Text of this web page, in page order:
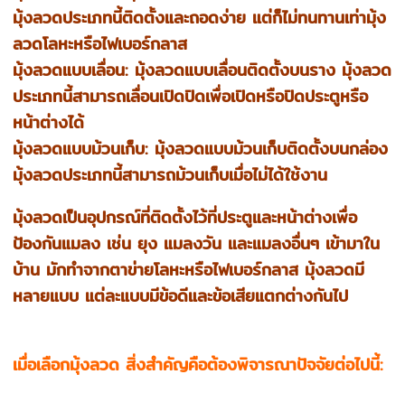
มุ้งลวดประเภทนี้ติดตั้งและถอดง่าย แต่ก็ไม่ทนทานเท่ามุ้ง
ลวดโลหะหรือไฟเบอร์กลาส
มุ้งลวดแบบเลื่อน: มุ้งลวดแบบเลื่อนติดตั้งบนราง มุ้งลวด
ประเภทนี้สามารถเลื่อนเปิดปิดเพื่อเปิดหรือปิดประตูหรือ
หน้าต่างได้
มุ้งลวดแบบม้วนเก็บ: มุ้งลวดแบบม้วนเก็บติดตั้งบนกล่อง
มุ้งลวดประเภทนี้สามารถม้วนเก็บเมื่อไม่ได้ใช้งาน
มุ้งลวดเป็นอุปกรณ์ที่ติดตั้งไว้ที่ประตูและหน้าต่างเพื่อ
ป้องกันแมลง เช่น ยุง แมลงวัน และแมลงอื่นๆ เข้ามาใน
บ้าน มักทำจากตาข่ายโลหะหรือไฟเบอร์กลาส มุ้งลวดมี
หลายแบบ แต่ละแบบมีข้อดีและข้อเสียแตกต่างกันไป
เมื่อเลือกมุ้งลวด สิ่งสำคัญคือต้องพิจารณาปัจจัยต่อไปนี้: